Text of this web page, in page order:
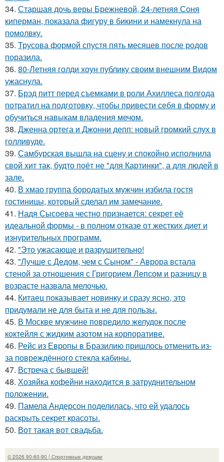
34. Старшая дочь веры Брежневой, 24-летняя Соня
киперман, показала фигуру в бикини и намекнула на
помолвку.
35. Трусова формой спустя пять месяцев после родов
поразила.
36. 80-Летняя голди хоун публику своим внешним Видом
ужаснула.
37. Брэд питт перед съемками в роли Ахиллеса полгода
потратил на подготовку, чтобы привести себя в форму и
обучиться навыкам владения мечом.
38. Дженна ортега и Джонни депп: новый громкий слух в
голливуде.
39. Самбурская вышла на сцену и спокойно исполнила
свой хит так, будто поёт не "для Картинки", а для людей в
зале.
40. В хмао группа бородатых мужчин избила гостя
гостиницы, который сделал им замечание.
41. Надя Сысоева честно признается: секрет её
идеальной формы - в полном отказе от жестких диет и
изнурительных программ.
42. "Это ужасающе и разрушительно!
43. "Лучше с Дедом, чем с Сыном" - Аврора встала
стеной за отношения с Григорием Лепсом и разницу в
возрасте назвала мелочью.
44. Китаец показывает новинку и сразу ясно, это
придумали не для быта и не для пользы.
45. В Москве мужчине повредило желудок после
коктейля с жидким азотом на корпоративе.
46. Рейс из Европы в Бразилию пришлось отменить из-
за повреждённого стекла кабины.
47. Встреча с бывшей!
48. Хозяйка кофейни находится в затруднительном
положении.
49. Памела Андерсон поделилась, что ей удалось
раскрыть секрет красоты.
50. Вот такая вот свадьба.
© 2026 90-60-90 | Спортивные девушки